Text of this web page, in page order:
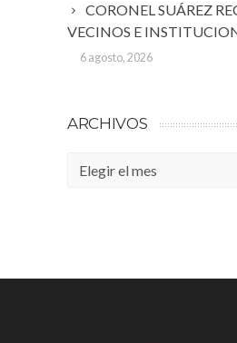
CORONEL SUÁREZ
VECINOS E
6 agosto, 2026
ARCHIVOS
Archivos